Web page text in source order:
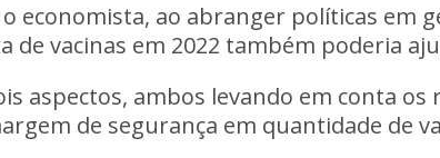
economista, ao abranger políticas em
vacinas em 2022 também poderia
aspectos, ambos levando em conta
de segurança em quantidade de